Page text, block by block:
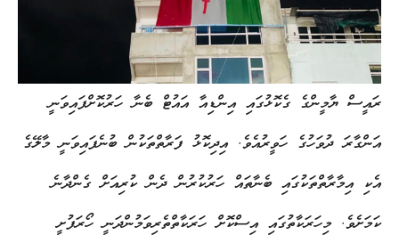
ރައީސް ޔާމީންގެ ގެކޮޅުގައި އިންޑިއާ އައުޓް ބެނާ ހަރުކޮށްފައިވަނީ
އަންގާރަ ދުވަހުގެ ހަވީރުއެވެ. އިދިކޮޅު ފަރާތްތަކުން ބުނެފައިވަނީ މާލޭގެ
އެކި އިމާރާތްތަކުގައި ބެނާތައް ހަރުކުރުން ދެން ކުރިއަށް ގެންދާނެ
ކަމަށެވެ. މިހަރަކާތުގައި އިސްކޮށް ހަރަކާތްތެރިވަމުންދަނީ ހޯރަފުށީ